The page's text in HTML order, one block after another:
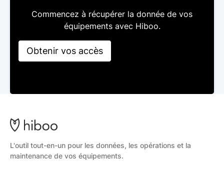
Commencez à récupérer la donnée de vos
équipements avec Hiboo.
Obtenir vos accès
L'outil tout-en-un pour les données, les opérations et la
maintenance de vos équipements.